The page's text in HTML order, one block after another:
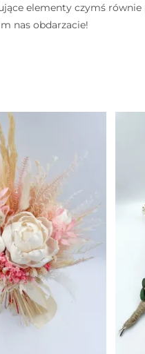
elementy czymś
nas obdarzacie!